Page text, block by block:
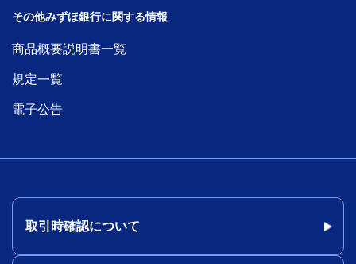
その他みずほ銀行に関する情報
商品概要説明書一覧
規定一覧
電子公告
取引時確認について